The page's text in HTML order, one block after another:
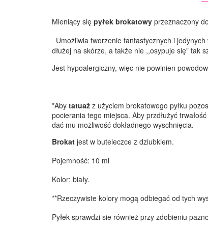
Mieniący się pyłek brokatowy przeznaczony
Umożliwia tworzenie fantastycznych i
dłużej na skórze, a także nie ,,osypuje się" tak
Jest hypoalergiczny, więc nie powinien
*Aby tatuaż z użyciem brokatowego pyłku
pocierania tego miejsca. Aby przdłużyć trwałość
dać mu możliwość dokładnego wyschnięcia.
Brokat jest w buteleczce z dziubkiem.
Pojemność: 10 ml
Kolor: biały.
**Rzeczywiste kolory mogą odbiegać od tych
Pyłek sprawdzi sie również przy zdobieniu